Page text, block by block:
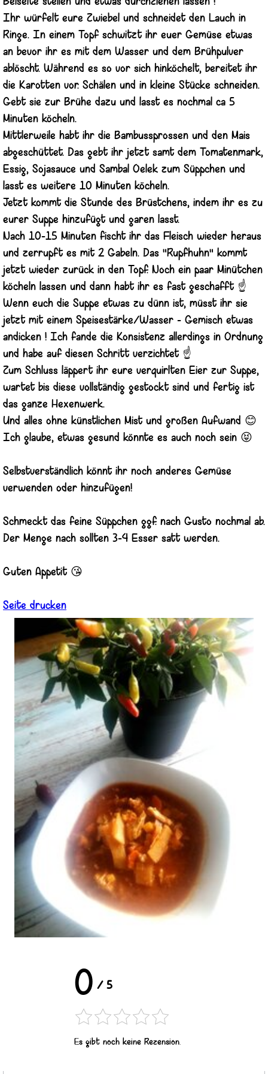
Ihr würfelt eure Zwiebel und schneidet den Lauch in
Ringe. In einem Topf schwitzt ihr euer Gemüse etwas
an bevor ihr es mit dem Wasser und dem Brühpulver
ablöscht. Während es so vor sich hinköchelt, bereitet ihr
die Karotten vor. Schälen und in kleine Stücke schneiden.
Gebt sie zur Brühe dazu und lasst es nochmal ca 5
Minuten köcheln.
Mittlerweile habt ihr die Bambussprossen und den Mais
abgeschüttet. Das gebt ihr jetzt samt dem Tomatenmark,
Essig, Sojasauce und Sambal Oelek zum Süppchen und
lasst es weitere 10 Minuten köcheln.
Jetzt kommt die Stunde des Brüstchens, indem ihr es zu
eurer Suppe hinzufügt und garen lasst.
Nach 10-15 Minuten fischt ihr das Fleisch wieder heraus
und zerrupft es mit 2 Gabeln. Das "Rupfhuhn" kommt
jetzt wieder zurück in den Topf. Noch ein paar Minütchen
köcheln lassen und dann habt ihr es fast geschafft ☝️
Wenn euch die Suppe etwas zu dünn ist, müsst ihr sie
jetzt mit einem Speisestärke/Wasser - Gemisch etwas
andicken ! Ich fande die Konsistenz allerdings in Ordnung
und habe auf diesen Schritt verzichtet ☝️
Zum Schluss läppert ihr eure verquirlten Eier zur Suppe,
wartet bis diese vollständig gestockt sind und fertig ist
das ganze Hexenwerk.
Und alles ohne künstlichen Mist und großen Aufwand 😊
Ich glaube, etwas gesund könnte es auch noch sein 😝
Selbstverständlich könnt ihr noch anderes Gemüse
verwenden oder hinzufügen!
Schmeckt das feine Süppchen ggf. nach Gusto nochmal ab.
Der Menge nach sollten 3-4 Esser satt werden.
Guten Appetit 😘
Seite drucken
0 / 5
Es gibt noch keine Rezension.